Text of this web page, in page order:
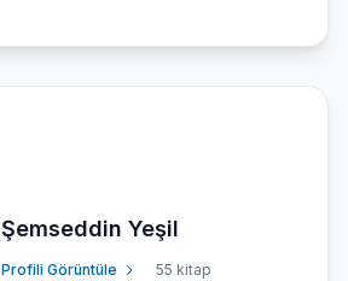
Şemseddin Yeşil
Profili Görüntüle 55 kitap